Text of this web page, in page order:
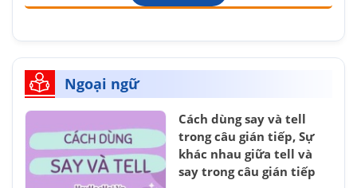
Ngoại ngữ
Cách dùng say và tell
trong câu gián tiếp, Sự
khác nhau giữa tell và
say trong câu gián tiếp